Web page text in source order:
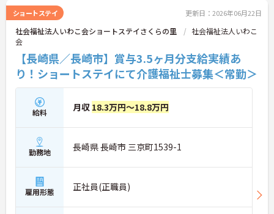
ショートステイ 更新日：2026年06月22日
社会福祉法人いわこ会ショートステイさくらの里
社会福祉法人いわこ
会
【長崎県／長崎市】賞与3.5ヶ月分支給実績あ
り！ショートステイにて介護福祉士募集＜常勤＞
給料 月収 18.3万円～18.8万円
勤務地 長崎県 長崎市 三京町1539-1
雇用形態 正社員(正職員)